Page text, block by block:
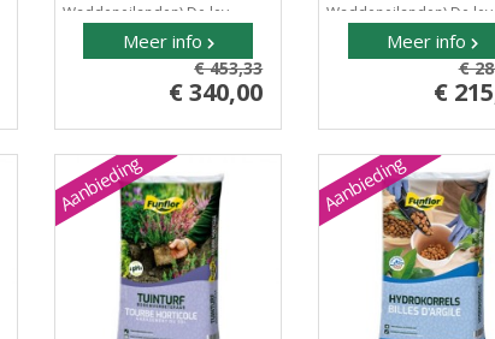
Waddeneilanden) De lev..
Meer info
€ 453,33
€ 340,00
Waddeneilanden) De lev..
Meer info
€
€
Aanbieding Aanbieding